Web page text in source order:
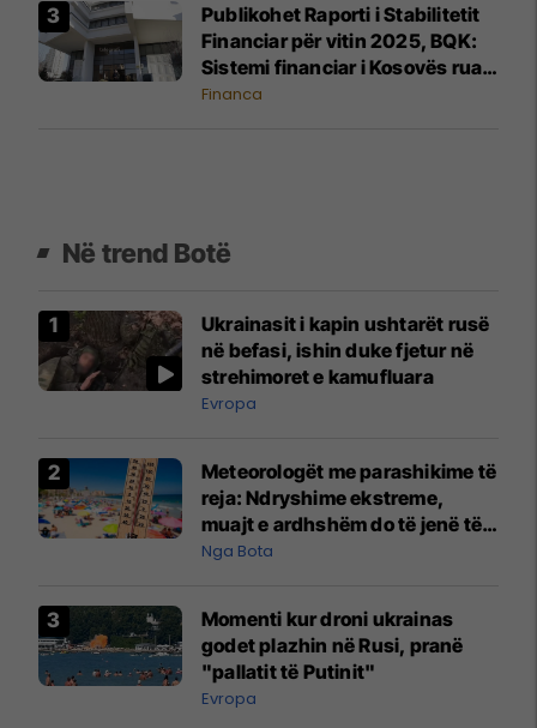
Publikohet Raporti i Stabilitetit
Financiar për vitin 2025, BQK:
Sistemi financiar i Kosovës ruan
stabilitet të lartë dhe
Financa
Në trend Botë
Ukrainasit i kapin ushtarët rusë
në befasi, ishin duke fjetur në
strehimoret e kamufluara
Evropa
Meteorologët me parashikime të
reja: Ndryshime ekstreme,
muajt e ardhshëm do të jenë të
pazakontë
Nga Bota
Momenti kur droni ukrainas
godet plazhin në Rusi, pranë
"pallatit të Putinit"
Evropa